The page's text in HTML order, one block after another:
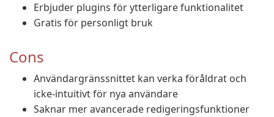
Erbjuder plugins för ytterligare funktionalitet
Gratis för personligt bruk
Cons
Användargränssnittet kan verka föråldrat och
icke-intuitivt för nya användare
Saknar mer avancerade redigeringsfunktioner